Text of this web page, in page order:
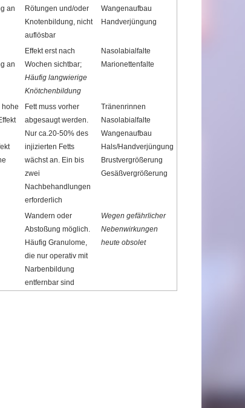
an
Rötungen und/oder
Knotenbildung, nicht
auflösbar
Wangenaufbau
Handverjüngung
an
Effekt erst nach
Wochen sichtbar;
Häufig langwierige
Knötchenbildung
Nasolabialfalte
Marionettenfalte
hohe
Fett muss vorher
abgesaugt werden.
Nur ca.20-50% des
injizierten Fetts
wächst an. Ein bis
zwei
Nachbehandlungen
erforderlich
Tränenrinnen
Nasolabialfalte
Wangenaufbau
Hals/Handverjüngung
Brustvergrößerung
Gesäßvergrößerung
Wandern oder
Abstoßung möglich.
Häufig Granulome,
die nur operativ mit
Narbenbildung
entfernbar sind
Wegen gefährlicher
Nebenwirkungen
heute obsolet